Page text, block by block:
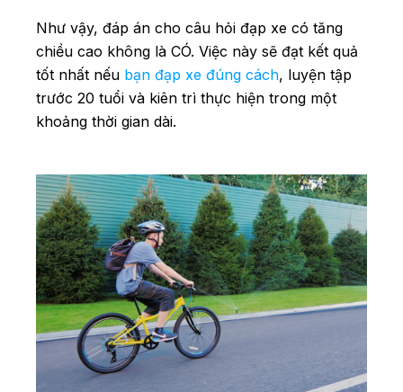
Như vậy, đáp án cho câu hỏi đạp xe có tăng
chiều cao không là CÓ. Việc này sẽ đạt kết quả
tốt nhất nếu bạn đạp xe đúng cách, luyện tập
trước 20 tuổi và kiên trì thực hiện trong một
khoảng thời gian dài.